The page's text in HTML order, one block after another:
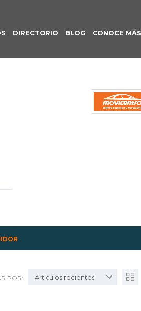
DIRECTORIO BLOG CONOCE MÁS
POR: Artículos recientes